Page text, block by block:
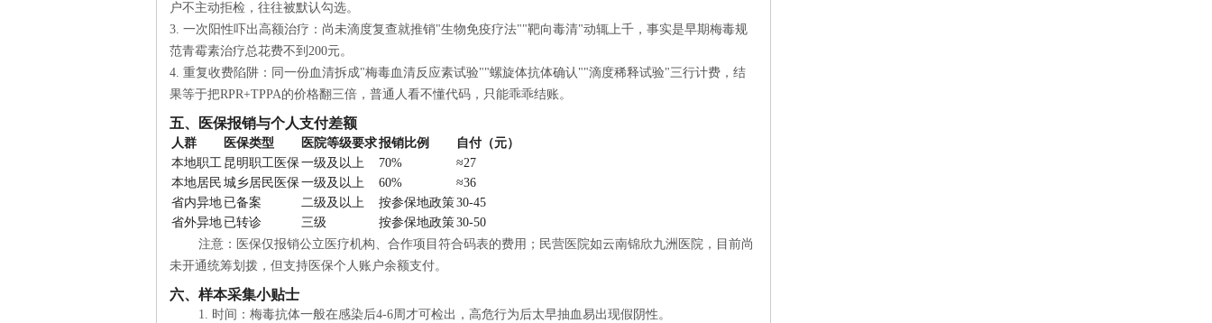
户不主动拒检，往往被默认勾选。
3. 一次阳性吓出高额治疗：尚未滴度复查就推销"生物免疫疗法""靶向毒清"动辄上千，事实是早期梅毒规
范青霉素治疗总花费不到200元。
4. 重复收费陷阱：同一份血清拆成"梅毒血清反应素试验""螺旋体抗体确认""滴度稀释试验"三行计费，结
果等于把RPR+TPPA的价格翻三倍，普通人看不懂代码，只能乖乖结账。
五、医保报销与个人支付差额
人群 医保类型 医院等级要求报销比例
自付（元）
本地职工 昆明职工医保一级及以上 70%
≈27
本地居民 城乡居民医保一级及以上 60%
≈36
省内异地 已备案 二级及以上 按参保地政策30-45
省外异地 已转诊 三级 按参保地政策30-50
注意：医保仅报销公立医疗机构、合作项目符合码表的费用；民营医院如云南锦欣九洲医院，目前尚
未开通统筹划拨，但支持医保个人账户余额支付。
六、样本采集小贴士
1. 时间：梅毒抗体一般在感染后4-6周才可检出，高危行为后太早抽血易出现假阴性。